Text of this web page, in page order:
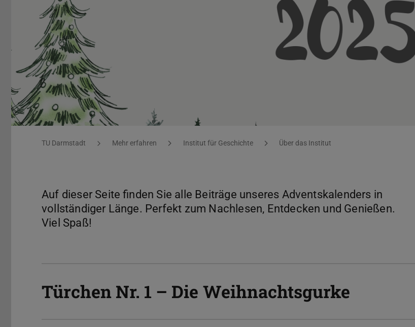
Sie befinden sich hier:
TU Darmstadt Mehr erfahren Institut für Geschichte Über das Institut
Auf dieser Seite finden Sie alle Beiträge unseres Adventskalenders in
vollständiger Länge. Perfekt zum Nachlesen, Entdecken und Genießen.
Viel Spaß!
Türchen Nr. 1 – Die Weihnachtsgurke